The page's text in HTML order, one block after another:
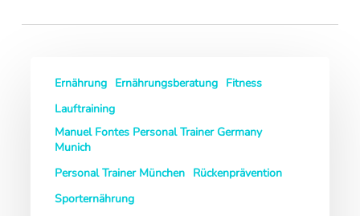
München
Personal
Trainer
Team
Beweglichkeit/Mobility
Ernährung Ernährungsberatung Fitness
Lauftraining
Manuel Fontes Personal Trainer Germany
Munich
Personal Trainer München Rückenprävention
Sporternährung